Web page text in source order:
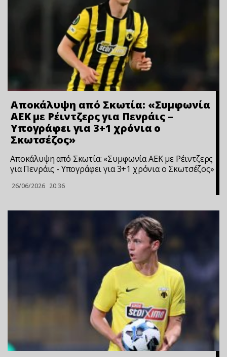
Αποκάλυψη από Σκωτία: «Συμφωνία
ΑΕΚ με Ρέιντζερς για Πενράις –
Υπογράφει για 3+1 χρόνια ο
Σκωτσέζος»
Αποκάλυψη από Σκωτία: «Συμφωνία ΑΕΚ με Ρέιντζερς
για Πενράις - Υπογράφει για 3+1 χρόνια ο Σκωτσέζος»
26/06/2026 20:36